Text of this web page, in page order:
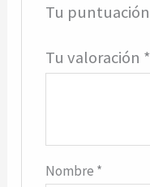
Tu puntuación
Tu valoración *
Nombre *